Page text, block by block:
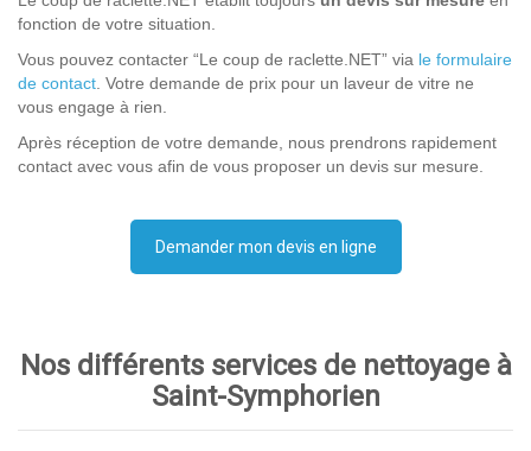
fonction de votre situation.
Vous pouvez contacter “Le coup de raclette.NET” via le formulaire
de contact. Votre demande de prix pour un laveur de vitre ne
vous engage à rien.
Après réception de votre demande, nous prendrons rapidement
contact avec vous afin de vous proposer un devis sur mesure.
Demander mon devis en ligne
Nos différents services de nettoyage à
Saint-Symphorien